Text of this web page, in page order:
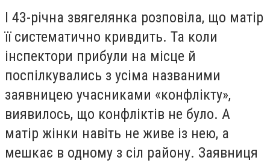
І 43-річна звягелянка розповіла, що матір
її систематично кривдить. Та коли
інспектори прибули на місце й
поспілкувались з усіма названими
заявницею учасниками «конфлікту»,
виявилось, що конфліктів не було. А
матір жінки навіть не живе із нею, а
мешкає в одному з сіл району. Заявниця